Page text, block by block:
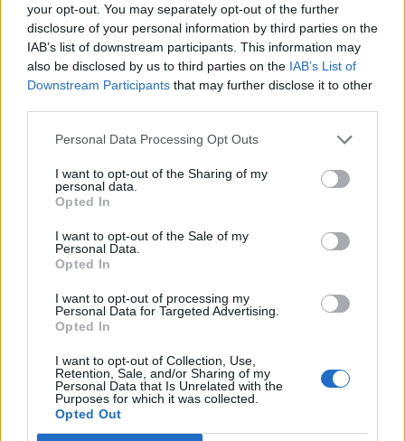
your opt-out. You may separately opt-out of the further
disclosure of your personal information by third parties on the
IAB’s list of downstream participants. This information may
also be disclosed by us to third parties on the IAB’s List of
Downstream Participants that may further disclose it to other
Personal Data Processing Opt Outs
I want to opt-out of the Sharing of my
personal data.
Opted In
I want to opt-out of the Sale of my
Personal Data.
Opted In
I want to opt-out of processing my
Personal Data for Targeted Advertising.
Opted In
I want to opt-out of Collection, Use,
Retention, Sale, and/or Sharing of my
Personal Data that Is Unrelated with the
Purposes for which it was collected.
Opted Out
12:20
Και επίσημα το Ειδικό Χωροταξικό Πλαίσιο για τον
Τουρισμό
ΣΧΕΤΙΚA AΡΘΡΑ
Κέιτι Πέρι και Τζάστιν Τριντό αχώριστοι στις
LIFESTYLE 09:57
Κέιτι Πέρι και Τζάστιν Τριντό
Κέιτι Πέρι και Τζάστιν Τριντό
Το απολαυστικό βίντεο της Νατάσας Θεοδωρίδου με
Το απολαυστικό βίντεο της
Το απολαυστικό βίντεο της